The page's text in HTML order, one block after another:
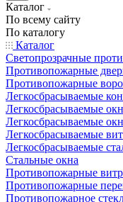
Каталог
По всему сайту
По каталогу
Каталог
Светопрозрачные
Противопожарные
Противопожарные
Легкосбрасываемые
Легкосбрасываемые
Легкосбрасываемые
Легкосбрасываемые
Легкосбрасываемые
Стальные окна
Противопожарные
Противопожарные
Противопожарное